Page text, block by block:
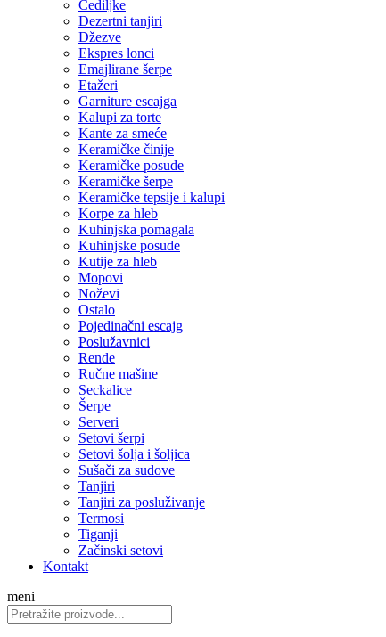
Cediljke
Dezertni tanjiri
Džezve
Ekspres lonci
Emajlirane šerpe
Etažeri
Garniture escajga
Kalupi za torte
Kante za smeće
Keramičke činije
Keramičke posude
Keramičke šerpe
Keramičke tepsije i kalupi
Korpe za hleb
Kuhinjska pomagala
Kuhinjske posude
Kutije za hleb
Mopovi
Noževi
Ostalo
Pojedinačni escajg
Poslužavnici
Rende
Ručne mašine
Seckalice
Šerpe
Serveri
Setovi šerpi
Setovi šolja i šoljica
Sušači za sudove
Tanjiri
Tanjiri za posluživanje
Termosi
Tiganji
Začinski setovi
Kontakt
meni